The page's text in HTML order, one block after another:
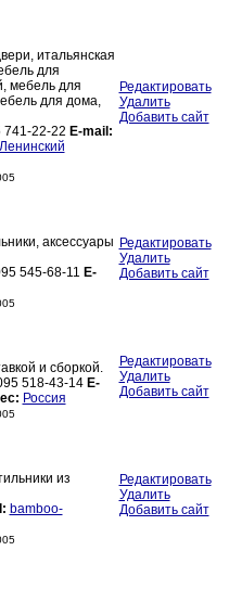
итальянская
для
мебель для
для дома,
741-22-22 E-mail:
Редактировать
Удалить
Добавить сайт
аксессуары
545-68-11 E-
Редактировать
Удалить
Добавить сайт
и сборкой.
518-43-14 E-
Россия
Редактировать
Удалить
Добавить сайт
из
bamboo-
Редактировать
Удалить
Добавить сайт